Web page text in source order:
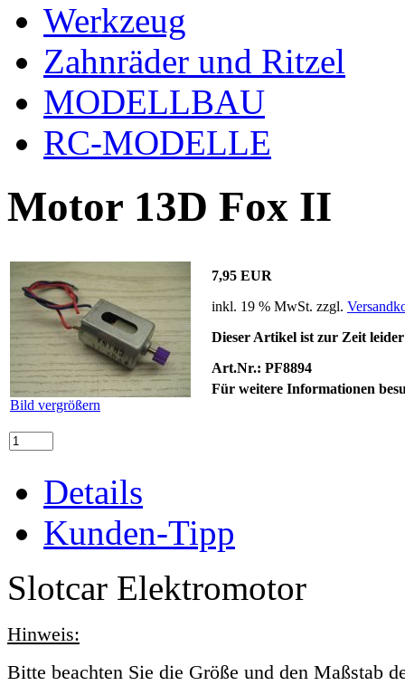
Werkzeug
Zahnräder und Ritzel
MODELLBAU
RC-MODELLE
Motor 13D Fox II
Bild vergrößern
7,95 EUR
inkl. 19 % MwSt. zzgl.
Dieser Artikel ist zur Zeit
Art.Nr.: PF8894
Für weitere Informationen
Details
Kunden-Tipp
Slotcar Elektromotor
Hinweis:
Bitte beachten Sie die Größe und den Maßstab